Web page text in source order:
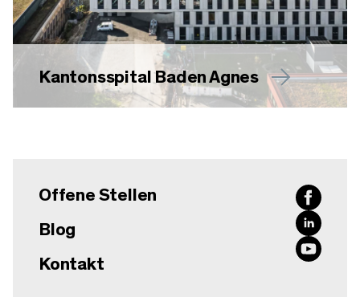
Kantonsspital Baden Agnes
Offene Stellen
Blog
Kontakt